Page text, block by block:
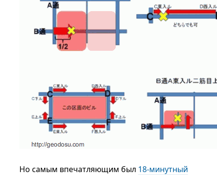
Но самым впечатляющим был 18-минутный